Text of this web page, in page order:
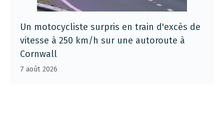
Un motocycliste surpris en train d'excès de
vitesse à 250 km/h sur une autoroute à
Cornwall
7 août 2026